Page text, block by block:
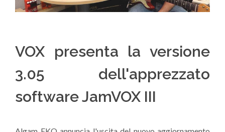
VOX presenta la versione
3.05 dell'apprezzato
software JamVOX III